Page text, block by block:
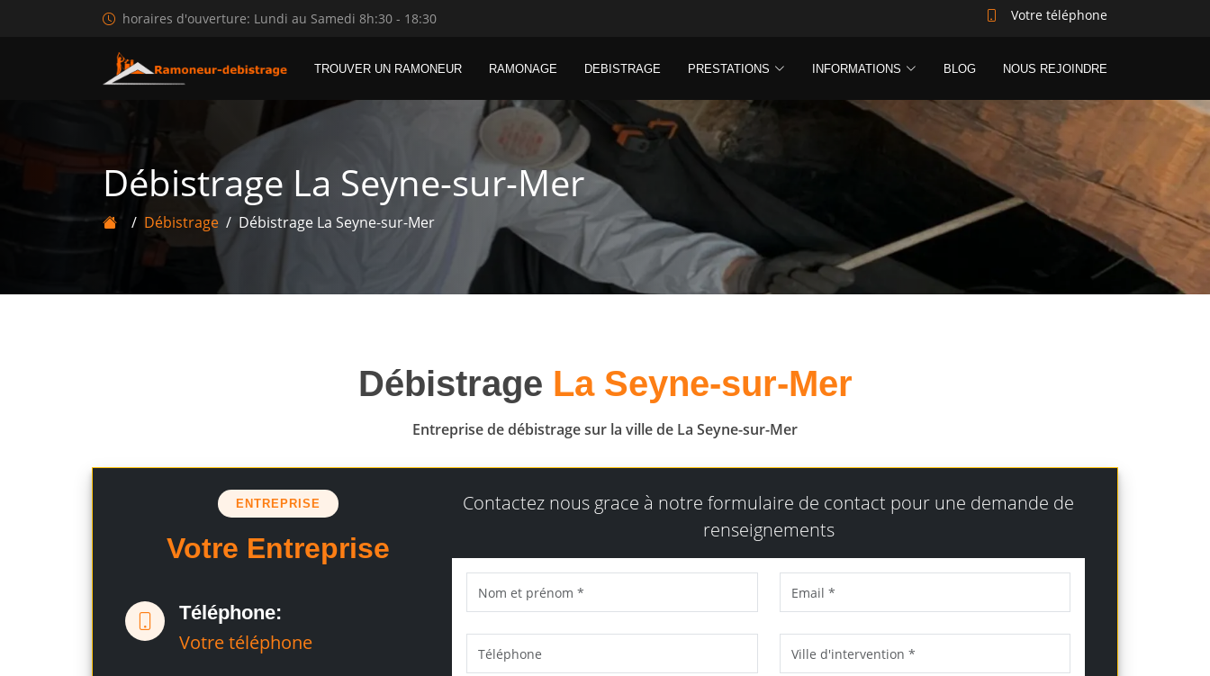
horaires d'ouverture: Lundi au Samedi 8h:30 - 18:30 Votre téléphone
TROUVER UN RAMONEUR RAMONAGE DEBISTRAGE PRESTATIONS INFORMATIONS BLOG NOUS REJOINDRE
Débistrage La Seyne-sur-Mer
Débistrage Débistrage La Seyne-sur-Mer
Débistrage La Seyne-sur-Mer
Entreprise de débistrage sur la ville de La Seyne-sur-Mer
ENTREPRISE
Votre Entreprise
Téléphone:
Votre téléphone
Contactez nous grace à notre formulaire de contact pour une demande de
renseignements